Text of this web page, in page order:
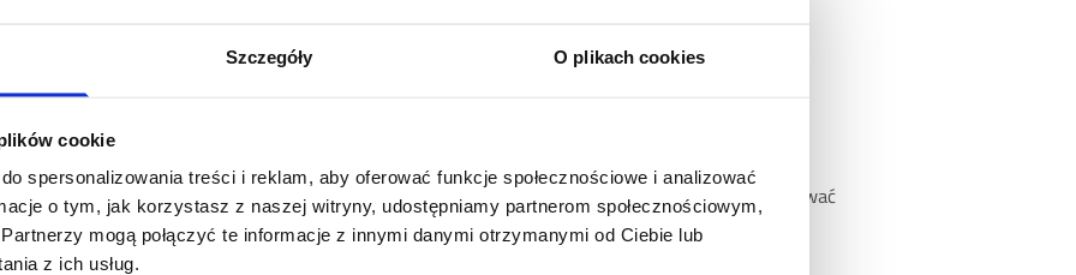
Szczegóły O plikach cookies
cookie
spersonalizowania treści i reklam, aby oferować funkcje społecznościowe i analizować
o tym, jak korzystasz z naszej witryny, udostępniamy partnerom społecznościowym,
mogą połączyć te informacje z innymi danymi otrzymanymi od Ciebie lub
z ich usług.
ważnych procesów fizjologicznych
wzrok Twojego pupila oraz prawidłową pracę mięśnia sercowego. Tego składnika Twój
go sam w wystarczającej ilości!
Dog Grain-Free Sensitive, by zapewnić oczekiwane efekty?
do wagi i wieku psa podziel na 1-2 równe porcje i podawaj w ciągu dnia. Możesz ją serwować
– w zależności od tego, która wersja bardziej smakuje Twojemu pupilowi. Jeśli podajesz nową
podawaną i stopniowo w ciągu tygodnia zwiększaj codzienną dawkę, by ułatwić psu